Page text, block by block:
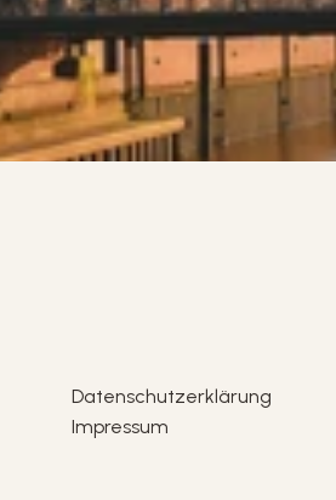
Impressum
Datenschutzerklärung